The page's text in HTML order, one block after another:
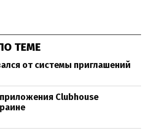
ТЕМЕ
от системы приглашений
Clubhouse